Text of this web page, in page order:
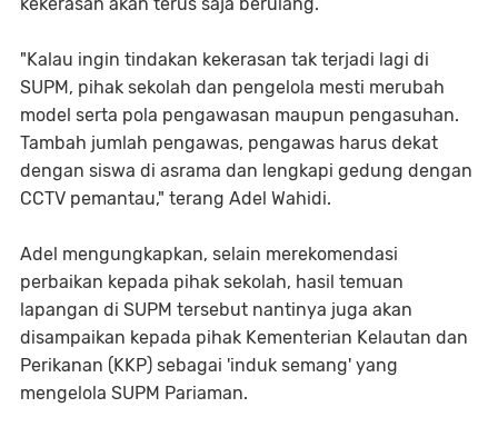
"Kalau ingin tindakan kekerasan tak terjadi lagi di
SUPM, pihak sekolah dan pengelola mesti merubah
model serta pola pengawasan maupun pengasuhan.
Tambah jumlah pengawas, pengawas harus dekat
dengan siswa di asrama dan lengkapi gedung dengan
CCTV pemantau," terang Adel Wahidi.
Adel mengungkapkan, selain merekomendasi
perbaikan kepada pihak sekolah, hasil temuan
lapangan di SUPM tersebut nantinya juga akan
disampaikan kepada pihak Kementerian Kelautan dan
Perikanan (KKP) sebagai 'induk semang' yang
mengelola SUPM Pariaman.